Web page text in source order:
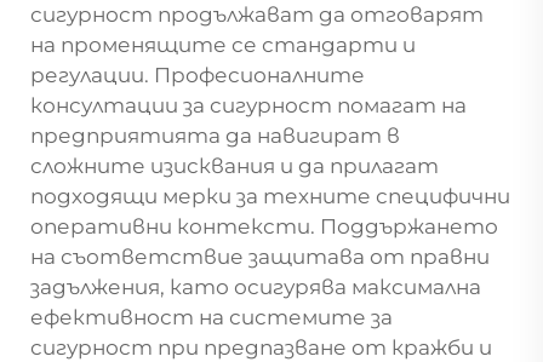
сигурност продължават да отговарят
на променящите се стандарти и
регулации. Професионалните
консултации за сигурност помагат на
предприятията да навигират в
сложните изисквания и да прилагат
подходящи мерки за техните специфични
оперативни контексти. Поддържането
на съответствие защитава от правни
задължения, като осигурява максимална
ефективност на системите за
сигурност при предпазване от кражби и